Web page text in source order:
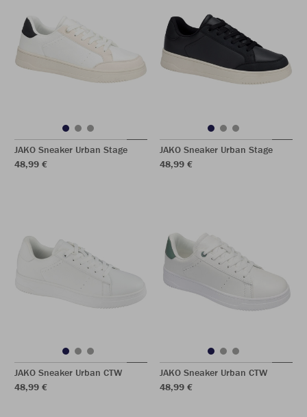
JAKO Sneaker Urban Stage
48,99 €
JAKO Sneaker Urban Stage
48,99 €
JAKO Sneaker Urban CTW
48,99 €
JAKO Sneaker Urban CTW
48,99 €